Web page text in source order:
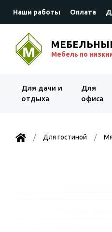
Наши работы Оплата
Мебель по
Для дачи и
отдыха
Для
офиса
Для гостиной